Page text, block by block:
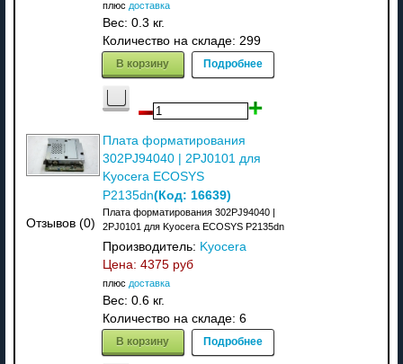
плюс доставка
Вес: 0.3 кг.
Количество на складе: 299
В корзину Подробнее
Отзывов (0)
Плата форматирования
302PJ94040 | 2PJ0101 для
Kyocera ECOSYS
P2135dn(Код: 16639)
Плата форматирования 302PJ94040 |
2PJ0101 для Kyocera ECOSYS P2135dn
Производитель: Kyocera
Цена: 4375 руб
плюс доставка
Вес: 0.6 кг.
Количество на складе: 6
В корзину Подробнее